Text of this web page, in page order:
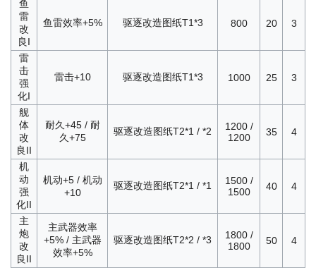
鱼
雷
改
良I
鱼雷效率+5% 驱逐改造图纸T1*3 800 20 3
雷
击
强
化I
雷击+10 驱逐改造图纸T1*3 1000 25 3
舰
体
改
良II
耐久+45 / 耐
久+75
驱逐改造图纸T2*1 / *2
1200 /
1200
35 4
机
动
强
化II
机动+5 / 机动
+10
驱逐改造图纸T2*1 / *1
1500 /
1500
40 4
主
炮
改
良II
主武器效率
+5% / 主武器
效率+5%
驱逐改造图纸T2*2 / *3
1800 /
1800
50 4